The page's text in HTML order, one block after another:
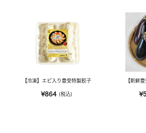
【冷凍】エビ入り豊受特製餃子
¥864 (税込)
【新鮮